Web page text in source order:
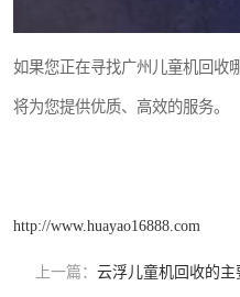
如果您正在寻找广州儿童机回收
将为您提供优质、高效的服务。
http://www.huayao16888.com
上一篇： 云浮儿童机回收的主